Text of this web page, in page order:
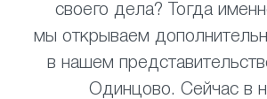
своего дела? Тогда
мы открываем
в нашем
Одинцово. Сейчас в